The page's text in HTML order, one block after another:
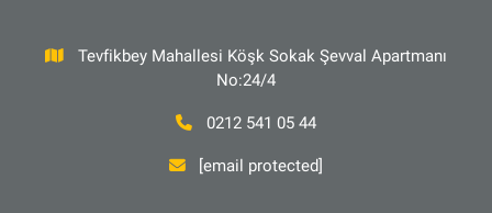
Tevfikbey Mahallesi Köşk Sokak Şevval Apartmanı
No:24/4
0212 541 05 44
[email protected]